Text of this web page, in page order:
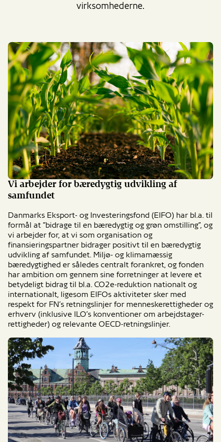
virksomhederne.
Vi arbejder for bæredygtig udvikling af
samfundet
Danmarks Eksport- og Investeringsfond (EIFO) har bl.a. til
formål at ”bidrage til en bæredygtig og grøn omstilling”, og
vi arbejder for, at vi som organisation og
finansieringspartner bidrager positivt til en bæredygtig
udvikling af samfundet. Miljø- og klimamæssig
bæredygtighed er således centralt forankret, og fonden
har ambition om gennem sine forretninger at levere et
betydeligt bidrag til bl.a. CO2e-reduktion nationalt og
internationalt, ligesom EIFOs aktiviteter sker med
respekt for FN’s retningslinjer for menneskerettigheder og
erhverv (inklusive ILO’s konventioner om arbejdstager-
rettigheder) og relevante OECD-retningslinjer.